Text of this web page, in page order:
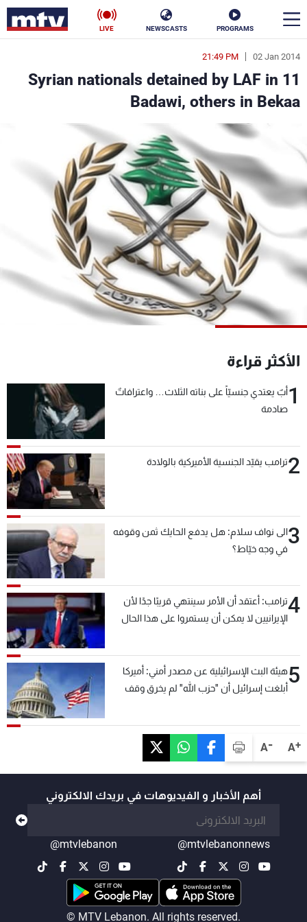
PROGRAMS
NEWSCASTS
LIVE
A+
A-
02 Jan 2014
21:49 PM
11 Syrian nationals detained by LAF in
Badawi, others in Bekaa
الأكثر قراءة
1أبٌ يعتدي جنسيّاً على بناته الثلاث… واعترافاتٌ
صادمة
2ترامب يقيّد الجنسية الأميركية بالولادة
3الى نواف سلام: هل يدفع الحايك ثمن وقوفه
في وجه خيّاط؟
4ترامب: أعتقد أن الأمر سينتهي قريبًا جدًا لأن
الإيرانيين لا يمكن أن يستمروا على هذا الحال
5هيئة البث الإسرائيلية عن مصدر أمني: أميركا
أبلغت إسرائيل أن "حزب الله" لم يخرق وقف
أهم الأخبار و الفيديوهات في بريدك الالكتروني
@mtvlebanonnews
@mtvlebanon
© MTV Lebanon. All rights reserved.
en
الأخبار
سياسة
إقتصاد فن
منوعات رياضة
كأس العالم
البرامج
جدول البرامج
شاهد البرامج
عن MTV
الإنـتـاج
لاعلاناتكم
تواصل معنا
شروط الإسـتخدام